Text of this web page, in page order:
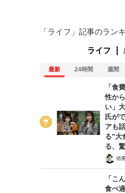
「ライフ」記事のラン
ライフ
最新 24時間 週間
「食
性か
い」
氏が
アも
る”大
る、
徳
「こ
食べ